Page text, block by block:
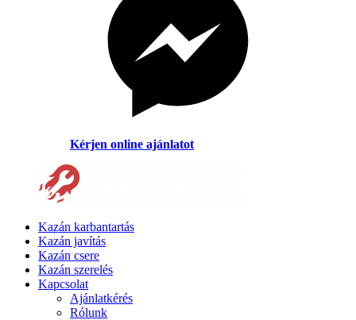
Kérjen online ajánlatot
Kazán karbantartás
Kazán javítás
Kazán csere
Kazán szerelés
Kapcsolat
Ajánlatkérés
Rólunk